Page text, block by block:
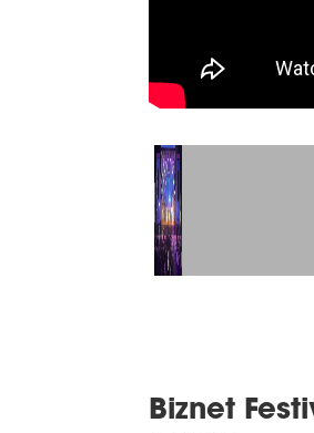
Biznet